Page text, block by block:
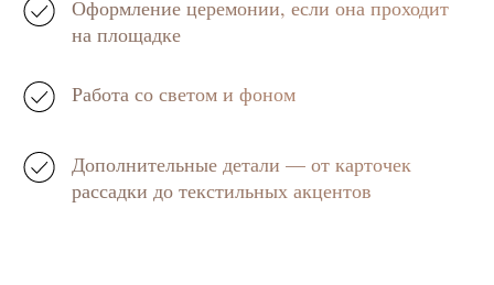
Оформление церемонии, если она проходит
на площадке
Работа со светом и фоном
Дополнительные детали — от карточек
рассадки до текстильных акцентов